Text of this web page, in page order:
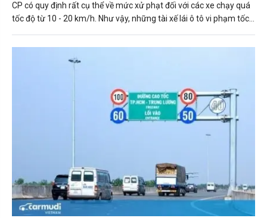
CP có quy định rất cụ thể về mức xử phạt đối với các xe chạy quá
tốc độ từ 10 - 20 km/h. Như vậy, những tài xế lái ô tô vi phạm tốc
tước giấy phép lái xe từ 1-3 tháng.